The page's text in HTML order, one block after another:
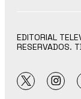
EDITORIAL
RESERVADOS.
twitter